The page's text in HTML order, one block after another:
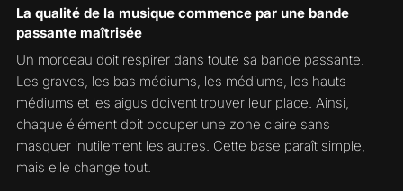
La qualité de la musique commence par une bande
passante maîtrisée
Un morceau doit respirer dans toute sa bande passante.
Les graves, les bas médiums, les médiums, les hauts
médiums et les aigus doivent trouver leur place. Ainsi,
chaque élément doit occuper une zone claire sans
masquer inutilement les autres. Cette base paraît simple,
mais elle change tout.